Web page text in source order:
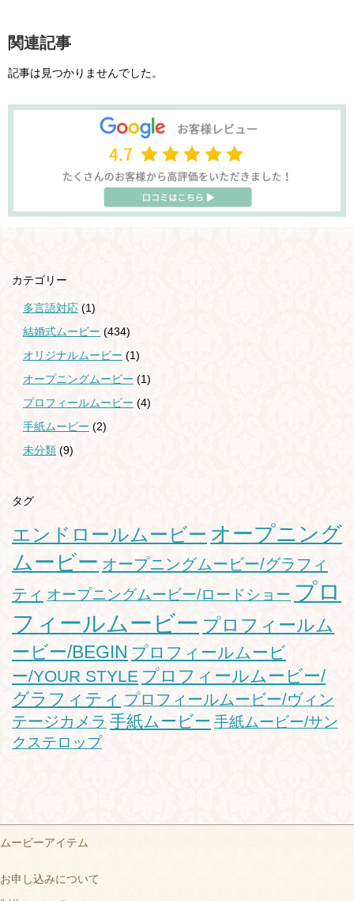
関連記事
記事は見つかりませんでした。
カテゴリー
多言語対応 (1)
結婚式ムービー (434)
オリジナルムービー (1)
オープニングムービー (1)
プロフィールムービー (4)
手紙ムービー (2)
未分類 (9)
タグ
エンドロールムービー オープニング
ムービー オープニングムービー/グラフィ
ティ オープニングムービー/ロードショー プロ
フィールムービー プロフィールム
ービー/BEGIN プロフィールムービ
ー/YOUR STYLE プロフィールムービー/
グラフィティ プロフィールムービー/ヴィン
テージカメラ 手紙ムービー 手紙ムービー/サン
クステロップ
ムービーアイテム
お申し込みについて